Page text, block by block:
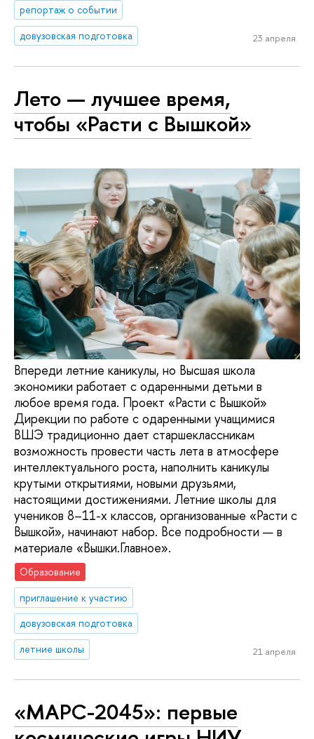
репортаж о событии
довузовская подготовка
23 апреля
Лето — лучшее время,
чтобы «Расти с Вышкой»
Впереди летние каникулы, но Высшая школа
экономики работает с одаренными детьми в
любое время года. Проект «Расти с Вышкой»
Дирекции по работе с одаренными учащимися
ВШЭ традиционно дает старшеклассникам
возможность провести часть лета в атмосфере
интеллектуального роста, наполнить каникулы
крутыми открытиями, новыми друзьями,
настоящими достижениями. Летние школы для
учеников 8–11-х классов, организованные «Расти с
Вышкой», начинают набор. Все подробности — в
материале «Вышки.Главное».
Образование
приглашение к участию
довузовская подготовка
летние школы
21 апреля
«МАРС-2045»: первые